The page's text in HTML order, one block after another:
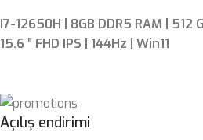
I7-12650H | 8GB DDR5 RAM | 512
15.6 ″ FHD IPS | 144Hz | Win11
Açılış endirimi